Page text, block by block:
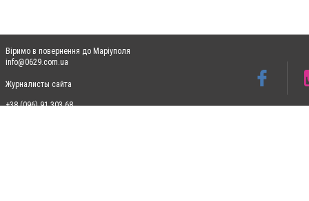
Віримо в повернення до Маріуполя
info@0629.com.ua
Журналисты сайта
+38 (096) 91 303 68